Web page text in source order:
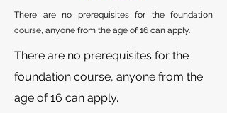
There are no prerequisites for the foundation
course, anyone from the age of 16 can apply.
There are no prerequisites for the
foundation course, anyone from the
age of 16 can apply.